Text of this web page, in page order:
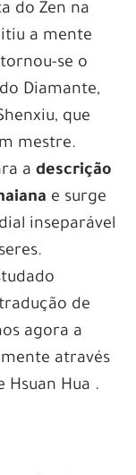
do Zen na
a mente
se o
Diamante,
que
mestre.
a descrição
e surge
inseparável
de
agora a
através
Hsuan Hua .